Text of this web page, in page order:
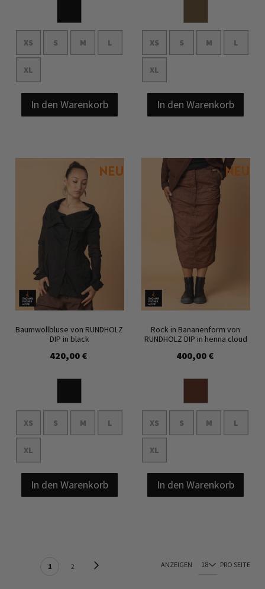
XS S M L
XL
In den Warenkorb
XS S M L
XL
In den Warenkorb
Baumwollbluse von RUNDHOLZ
DIP in black
420,00 €
XS S M L
XL
In den Warenkorb
Rock in Bananenform von
RUNDHOLZ DIP in henna cloud
400,00 €
XS S M L
XL
In den Warenkorb
Sie lesen gerade Seite
1 2 ANZEIGEN PRO SEITE